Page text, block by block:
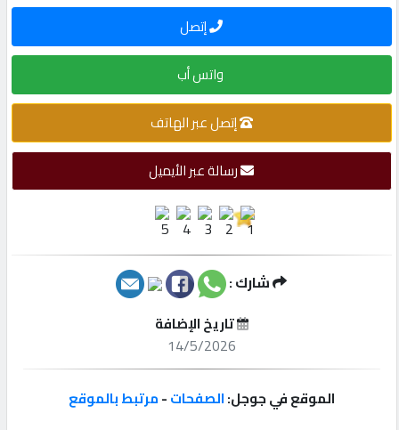
إتصل
بنا
كيو
إتصل
واتس أب
إتصل عبر الهاتف
رسالة عبر الأيميل
شارك :
تاريخ الإضافة
14/5/2026
الموقع في جوجل:الصفحات-مرتبط بالموقع